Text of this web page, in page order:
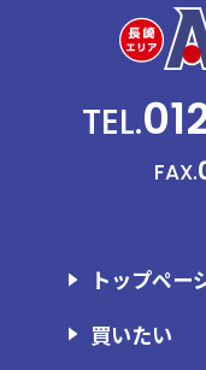
TEL.
FAX.
トップペー
買いたい